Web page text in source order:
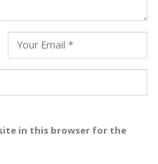
in this browser for the